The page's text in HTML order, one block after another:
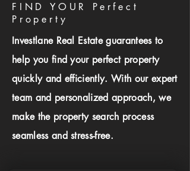
FIND YOUR Perfect
Property
Investlane Real Estate guarantees to
help you find your perfect property
quickly and efficiently. With our expert
team and personalized approach, we
make the property search process
seamless and stress-free.